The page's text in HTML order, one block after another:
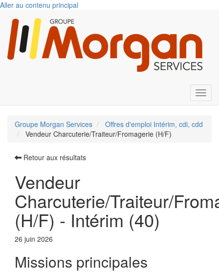
Aller au contenu principal
Groupe Morgan Services
Offres d'emploi Intérim, cdi, cdd
Vendeur Charcuterie/Traiteur/Fromagerie (H/F)
Retour aux résultats
Vendeur
Charcuterie/Traiteur/
(H/F) - Intérim (40)
26 juin 2026
Missions principales